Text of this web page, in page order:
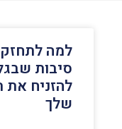
למה
סיבות
להזניח
שלך